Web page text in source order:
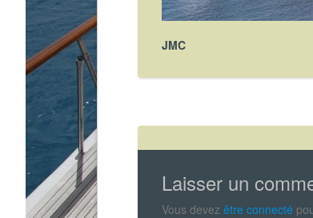
JMC
Laisser un
Vous devez être connecté